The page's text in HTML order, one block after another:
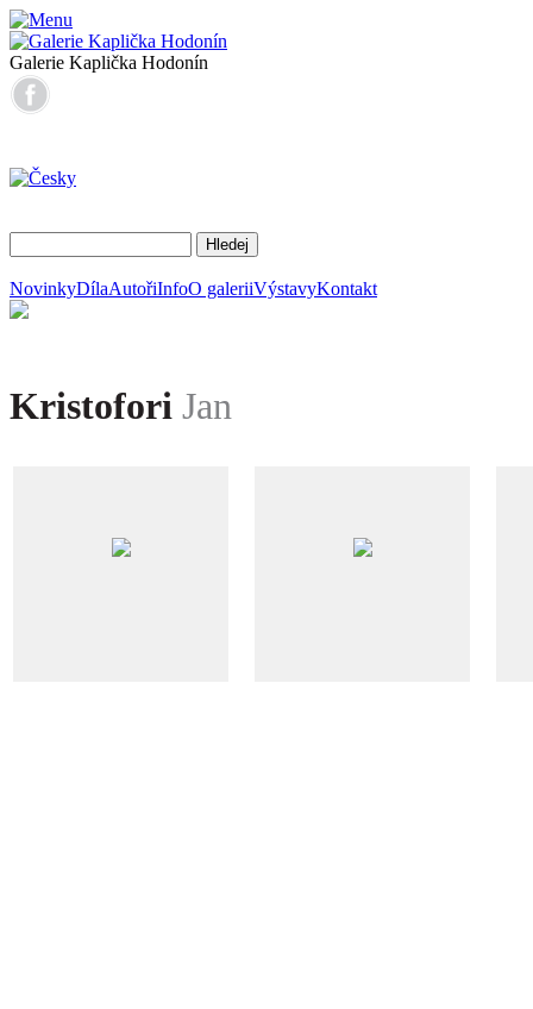
Galerie Kaplička Hodonín
NovinkyDílaAutořiInfoO galeriiVýstavyKontakt
Kristofori Jan